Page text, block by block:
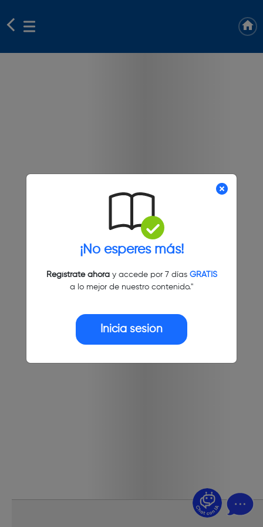
¡No esperes más!
Regístrate ahoray accede por 7 días GRATIS
a lo mejor de nuestro contenido."
Inicia sesión